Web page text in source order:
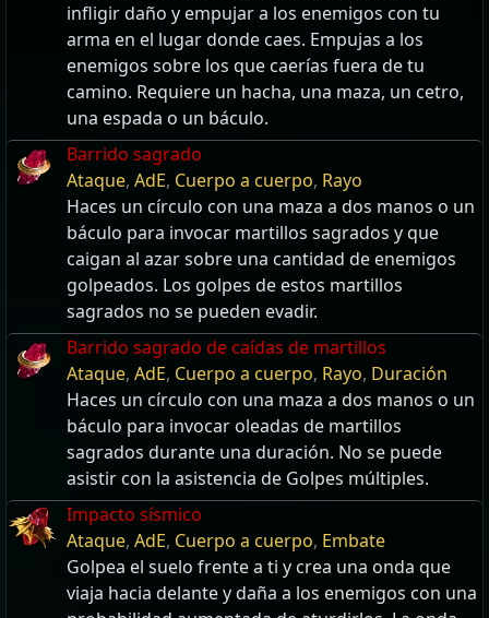
infligir daño y empujar a los enemigos con tu
arma en el lugar donde caes. Empujas a los
enemigos sobre los que caerías fuera de tu
camino. Requiere un hacha, una maza, un cetro,
una espada o un báculo.
Barrido sagrado
Ataque, AdE, Cuerpo a cuerpo, Rayo
Haces un círculo con una maza a dos manos o un
báculo para invocar martillos sagrados y que
caigan al azar sobre una cantidad de enemigos
golpeados. Los golpes de estos martillos
sagrados no se pueden evadir.
Barrido sagrado de caídas de martillos
Ataque, AdE, Cuerpo a cuerpo, Rayo, Duración
Haces un círculo con una maza a dos manos o un
báculo para invocar oleadas de martillos
sagrados durante una duración. No se puede
asistir con la asistencia de Golpes múltiples.
Impacto sísmico
Ataque, AdE, Cuerpo a cuerpo, Embate
Golpea el suelo frente a ti y crea una onda que
viaja hacia delante y daña a los enemigos con una